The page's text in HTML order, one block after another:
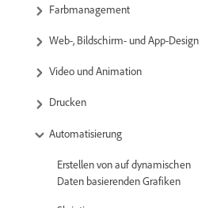
Farbmanagement
Web-, Bildschirm- und App-Design
Video und Animation
Drucken
Automatisierung
Erstellen von auf dynamischen
Daten basierenden Grafiken